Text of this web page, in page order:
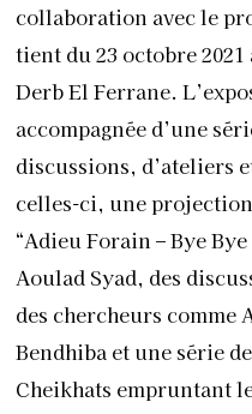
collaboration avec le
tient du 23 octobre 2021
Derb El Ferrane.
accompagnée d’une
discussions, d’ateliers
celles-ci, une
“Adieu Forain – Bye
Aoulad Syad, des
des chercheurs comme
Bendhiba et une série
Cheikhats empruntant